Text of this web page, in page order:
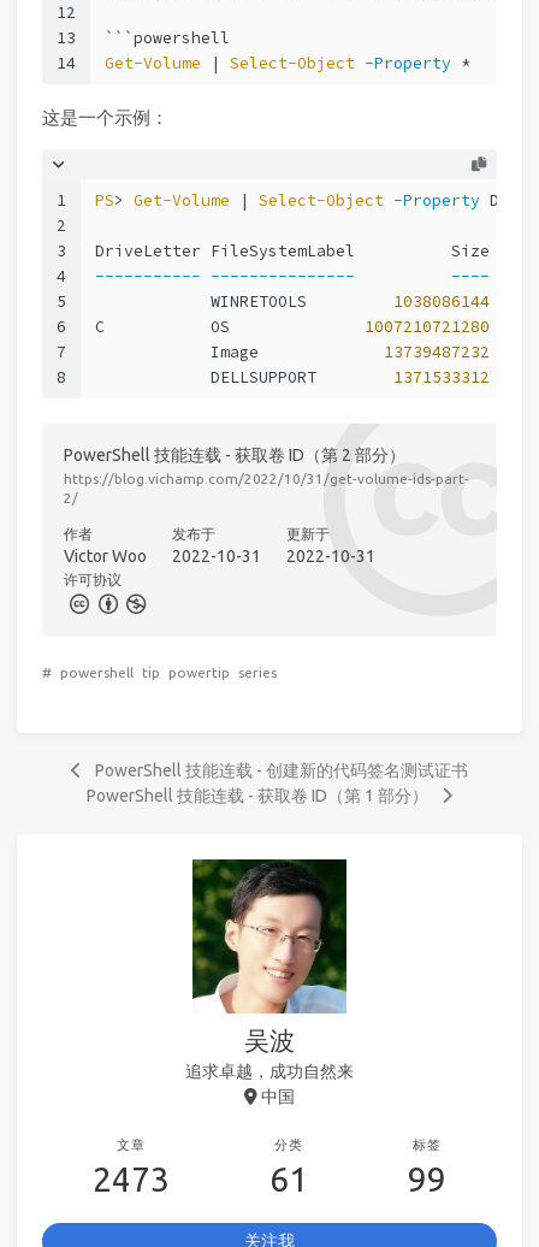
12
13
14
```powershell
Get-Volume | Select-Object -Property *
这是一个示例：
1
2
3
4
5
6
7
8
PS> Get-Volume | Select-Object -Property
DriveLetter FileSystemLabel          Size Path
----------- --------------- ----
            WINRETOOLS
1038086144
C           OS 1007210721280
            Image
13739487232
            DELLSUPPORT
1371533312
PowerShell 技能连载 - 获取卷 ID（第 2 部分）
https://blog.vichamp.com/2022/10/31/get-volume-ids-part-
2/
作者
Victor Woo
发布于
2022-10-31
更新于
2022-10-31
许可协议
# powershell tip powertip series
PowerShell 技能连载 - 创建新的代码签名测试证书
PowerShell 技能连载 - 获取卷 ID（第 1 部分）
吴波
追求卓越，成功自然来
中国
文章
2473
分类
61
标签
99
关注我